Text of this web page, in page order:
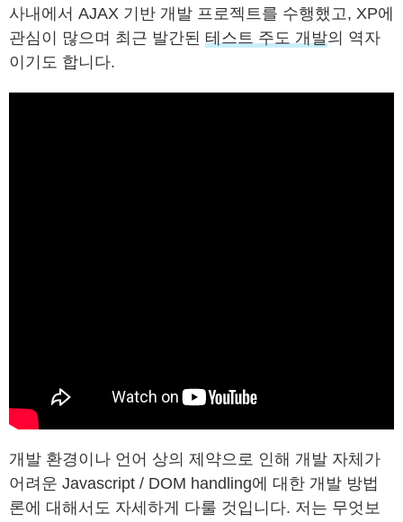
사내에서 AJAX 기반 개발 프로젝트를 수행했고, XP에
관심이 많으며 최근 발간된 테스트 주도 개발의 역자
이기도 합니다.
개발 환경이나 언어 상의 제약으로 인해 개발 자체가
어려운 Javascript / DOM handling에 대한 개발 방법
론에 대해서도 자세하게 다룰 것입니다. 저는 무엇보